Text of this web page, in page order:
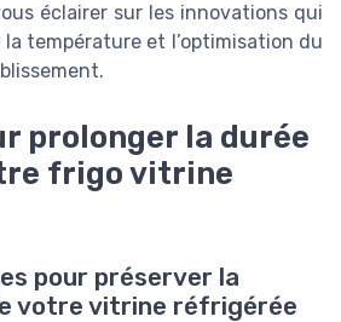
éclairer sur les innovations qui
température et l’optimisation du
prolonger la durée
frigo vitrine
pour préserver la
votre vitrine réfrigérée